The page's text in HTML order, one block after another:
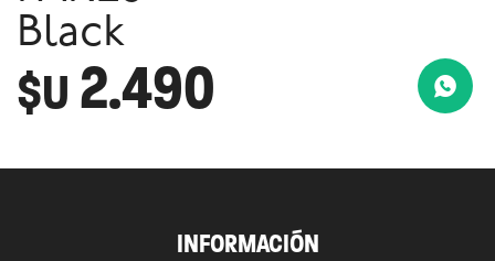
Black
$U 2.490
INFORMACIÓN